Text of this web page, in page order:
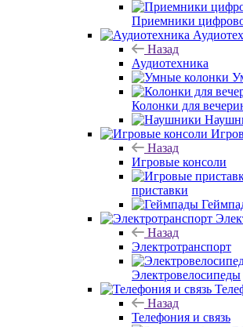
Приемники
Назад
Аудиотехника
Колонки для
Назад
Игровые консоли
приставки
Назад
Электротранспорт
Электровелосипеды
Назад
Телефония и связь